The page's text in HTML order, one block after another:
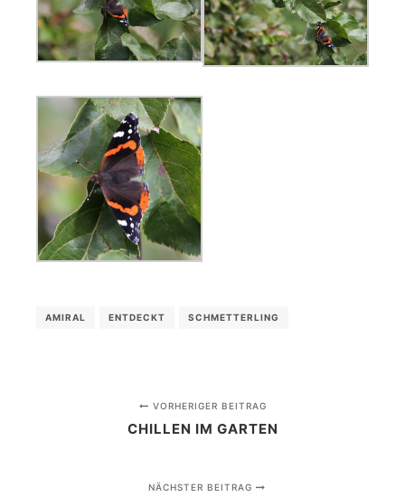
AMIRAL ENTDECKT SCHMETTERLING
VORHERIGER BEITRAG
CHILLEN IM GARTEN
NÄCHSTER BEITRAG